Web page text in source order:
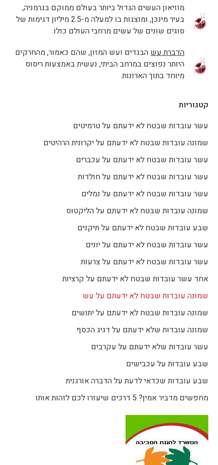
קטגוריות
עשר עובדות שבטח לא ידעתם על טרמיטים
שמונה עובדות שבטח לא ידעתם על יקרונית הרהיטים
עשר עובדות שבטח לא ידעתם על עכברים
עשר עובדות שבטח לא ידעתם על חולדות
עשר עובדות שבטח לא ידעתם על נמלים
שמונה עובדות שבטח לא ידעתם על הליקטוס
שבע עובדות שבטח לא ידעתם על תיקנים
עשר עובדות שבטח לא ידעתם על יונים
עשר עובדות שבטח לא ידעתם על צרעות
אחד עשר עובדות שבטח לא ידעתם על קרציות
שמונה עובדות שבטח לא ידעתם על עש
שמונה עובדות שבטח לא ידעתם על יתושים
שמונה עובדות שלא ידעתם על דגיג הכסף
עשר עובדות שלא ידעתם על עקרבים
שבע עובדות על עכבישים
שבע עובדות שכדאי לדעת על הדברה אורגנית
מחפשים מדביר אמין? 5 דרכים שיעזרו לכם לזהות אותו
מוזיאון העשים הגדול ביותר בעולם ממוקם בגרמניה,
בעיר מינכן, ומוצגות בו למעלה מ-2.5 מיליון דגימות של
סוגים שונים של עשים מרחבי העולם כולו.
הדברת עשהבגדים ועש המזון, שהם כאמור, מהחרקים
היותר נפוצים במרחב הביתי, נעשית באמצעות ריסוס
מיוחד בתוך הארונות.